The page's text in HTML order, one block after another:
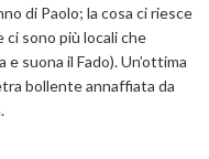
di Paolo; la cosa ci riesce
sono più locali che
suona il Fado). Un’ottima
bollente annaffiata da